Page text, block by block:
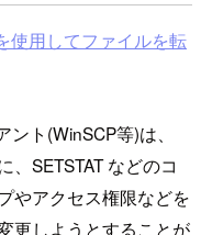
使用してファイルを転
ト(WinSCP等)は、
SETSTAT などのコ
やアクセス権限などを
更しようとすることが